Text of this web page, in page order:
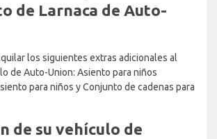
de Larnaca de Auto-
los siguientes extras adicionales al
de Auto-Union: Asiento para niños
para niños y Conjunto de cadenas para
de su vehículo de